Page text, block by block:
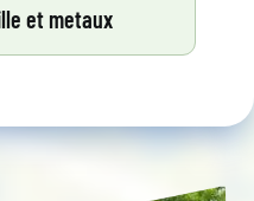
et metaux